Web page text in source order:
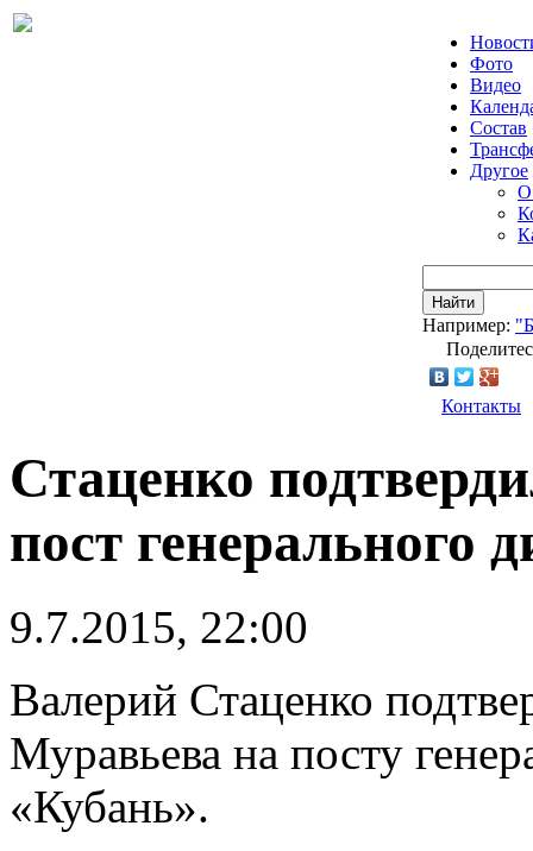
Фото
Видео
Состав
Другое
О
Найти
Например:
Контакты
Стаценко
пост генерального
9.7.2015, 22:00
Валерий Стаценко
Муравьева на посту
«Кубань».